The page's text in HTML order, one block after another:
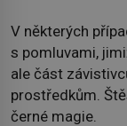
V některých
s pomluvami,
ale část
prostředkům.
černé magie.